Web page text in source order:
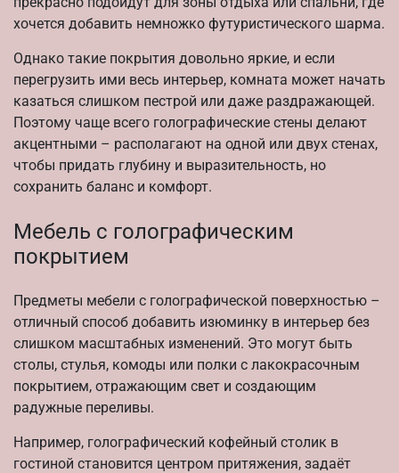
хочется добавить немножко футуристического шарма.
Однако такие покрытия довольно яркие, и если
перегрузить ими весь интерьер, комната может начать
казаться слишком пестрой или даже раздражающей.
Поэтому чаще всего голографические стены делают
акцентными – располагают на одной или двух стенах,
чтобы придать глубину и выразительность, но
сохранить баланс и комфорт.
Мебель с голографическим
покрытием
Предметы мебели с голографической поверхностью –
отличный способ добавить изюминку в интерьер без
слишком масштабных изменений. Это могут быть
столы, стулья, комоды или полки с лакокрасочным
покрытием, отражающим свет и создающим
радужные переливы.
Например, голографический кофейный столик в
гостиной становится центром притяжения, задаёт